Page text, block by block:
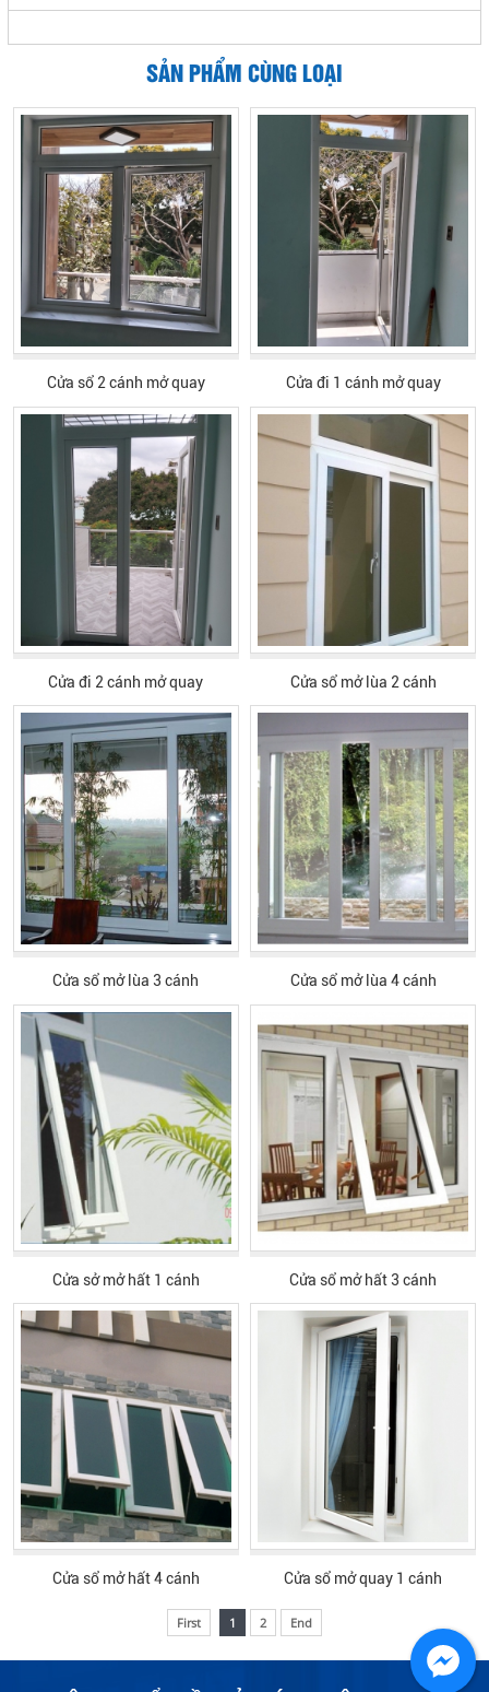
SẢN PHẨM CÙNG LOẠI
Cửa sổ 2 cánh mở quay Cửa đi 1 cánh mở quay
Cửa đi 2 cánh mở quay Cửa sổ mở lùa 2 cánh
Cửa sổ mở lùa 3 cánh Cửa sổ mở lùa 4 cánh
Cửa sở mở hất 1 cánh Cửa sổ mở hất 3 cánh
Cửa sổ mở hất 4 cánh Cửa sổ mở quay 1 cánh
First 1 2 End